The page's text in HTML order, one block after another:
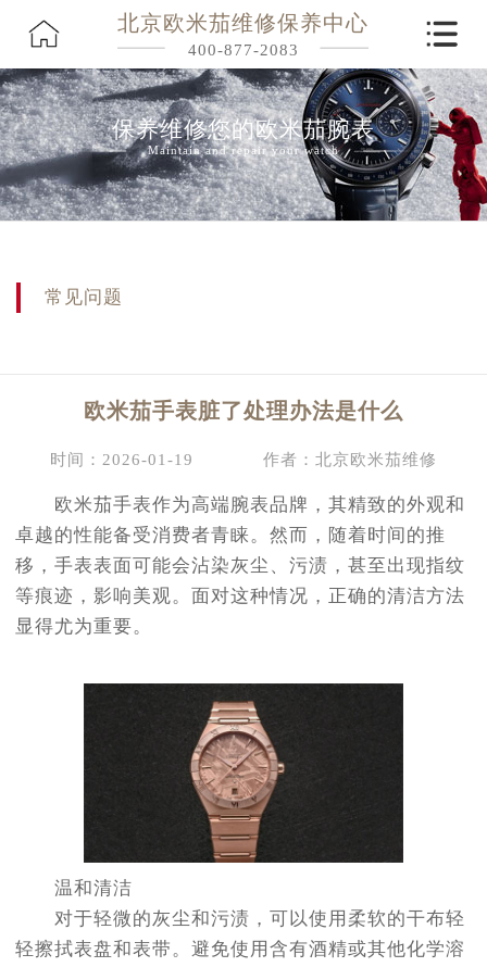
北京欧米茄维修保养中心
400-877-2083
保养维修您的欧米茄腕表
Maintain and repair your watch
常见问题
欧米茄手表脏了处理办法是什么
时间：2026-01-19 作者：北京欧米茄维修
欧米茄手表作为高端腕表品牌，其精致的外观和
卓越的性能备受消费者青睐。然而，随着时间的推
移，手表表面可能会沾染灰尘、污渍，甚至出现指纹
等痕迹，影响美观。面对这种情况，正确的清洁方法
显得尤为重要。
温和清洁
对于轻微的灰尘和污渍，可以使用柔软的干布轻
轻擦拭表盘和表带。避免使用含有酒精或其他化学溶